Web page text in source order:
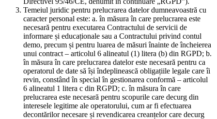
Temeiul juridic pentru prelucrarea datelor dumneavoastră cu
caracter personal este: a. în măsura în care prelucrarea este
necesară pentru executarea Contractului de servicii de
informare și educaționale sau a Contractului privind contul
demo, precum și pentru luarea de măsuri înainte de încheierea
unui contract – articolul 6 alineatul (1) litera (b) din RGPD; b.
în măsura în care prelucrarea datelor este necesară pentru ca
operatorul de date să își îndeplinească obligațiile legale care îi
revin, constând în special în gestionarea conformă – articolul
6 alineatul 1 litera c din RGPD; c. în măsura în care
prelucrarea este necesară pentru scopurile care decurg din
interesele legitime ale operatorului, cum ar fi efectuarea
decontărilor necesare și revendicarea creanțelor care decurg